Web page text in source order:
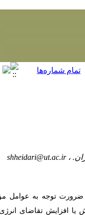
،shheidari@ut.ac.ir
ضرورت توجه به عوامل
یا افزایش تقاضای